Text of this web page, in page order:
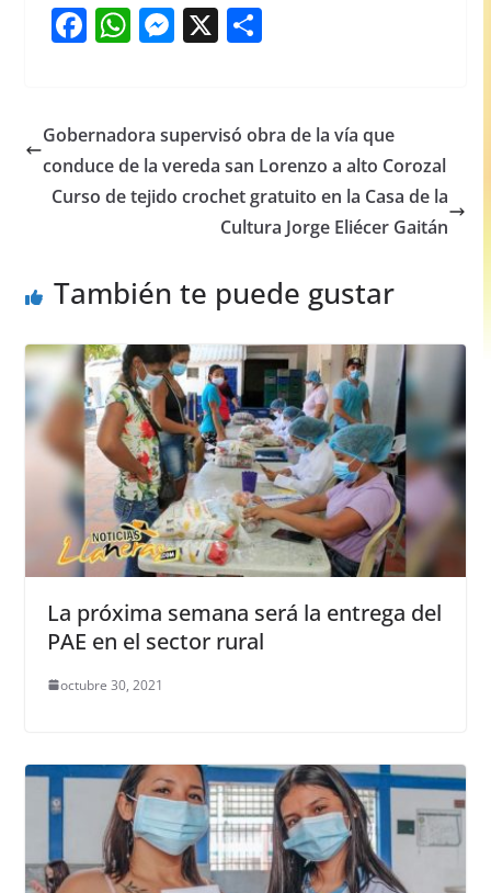
F
e
b
o
W
s
A
p
M
e
n
g
X S
e
Gobernadora supervisó obra de la vía que
conduce de la vereda san Lorenzo a alto Corozal
Curso de tejido crochet gratuito en la Casa de la
Cultura Jorge Eliécer Gaitán
También te puede gustar
La próxima semana será la entrega del
PAE en el sector rural
octubre 30, 2021